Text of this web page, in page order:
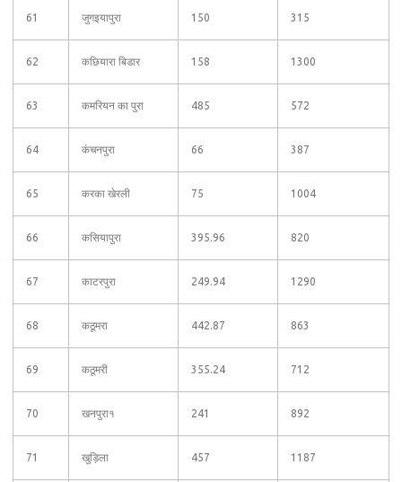
61 जुगइयापुरा 150 315
62 कछियारा बिडार 158 1300
63 कमरियन का पुरा 485 572
64 कंचनपुरा 66 387
65 करका खेरली 75 1004
66 कसियापुरा 395.96 820
67 काटरपुरा 249.94 1290
68 कठूमरा 442.87 863
69 कठूमरी 355.24 712
70 खनपुरा१ 241 892
71 खुड़िला 457 1187